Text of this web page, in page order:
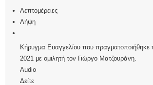
Λεπτομέρειες
Λήψη
Κήρυγμα Ευαγγελίου που πραγματοποιήθηκε
2021 με ομιλητή τον Γιώργο Ματζουράνη.
Audio
Δείτε